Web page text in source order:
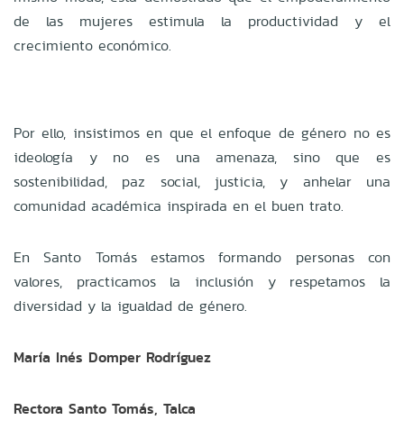
de las mujeres estimula la productividad y el
crecimiento económico.
Por ello, insistimos en que el enfoque de género no es
ideología y no es una amenaza, sino que es
sostenibilidad, paz social, justicia, y anhelar una
comunidad académica inspirada en el buen trato.
En Santo Tomás estamos formando personas con
valores, practicamos la inclusión y respetamos la
diversidad y la igualdad de género.
María Inés Domper Rodríguez
Rectora Santo Tomás, Talca